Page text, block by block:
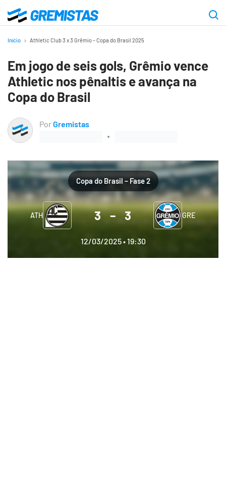
para
principal
Gremistas
Início Athletic Club 3 x 3 Grêmio – Copa do Brasil 2025
Em jogo de seis gols, Grêmio vence
Athletic nos pênaltis e avança na
Copa do Brasil
PorGremistas
Copa do Brasil – Fase 2
ATH 3 – 3 GRE
12/03/2025 • 19:30